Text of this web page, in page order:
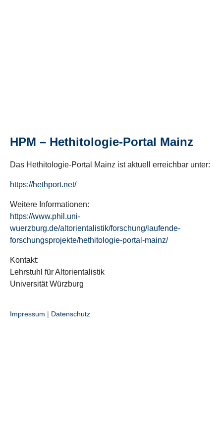
HPM – Hethitologie-Portal Mainz
Das Hethitologie-Portal Mainz ist aktuell erreichbar unter:
https://hethport.net/
Weitere Informationen:
https://www.phil.uni-
wuerzburg.de/altorientalistik/forschung/laufende-
forschungsprojekte/hethitologie-portal-mainz/
Kontakt:
Lehrstuhl für Altorientalistik
Universität Würzburg
Impressum | Datenschutz